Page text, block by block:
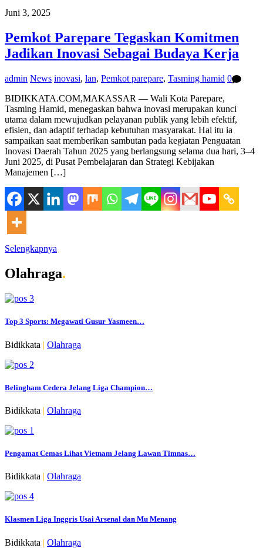
Juni 3, 2025
Pemkot Parepare Tegaskan Komitmen
Jadikan Inovasi Sebagai Budaya Kerja
admin News inovasi, lan, Pemkot parepare, Tasming hamid 0
BIDIKKATA.COM,MAKASSAR — Wali Kota Parepare,
Tasming Hamid, menegaskan bahwa inovasi merupakan kunci
utama dalam mewujudkan pelayanan publik yang lebih efektif,
efisien, dan adaptif terhadap kebutuhan masyarakat. Hal itu ia
sampaikan saat memberikan sambutan pada kegiatan Penguatan
Inovasi Daerah Tahun 2025 yang berlangsung selama dua hari, 3–4
Juni 2025, di Pusat Pembelajaran dan Strategi Kebijakan
Manajemen […]
Selengkapnya
Olahraga.
Top 3 Sports: Megawati Gusur Yasmeen…
Bidikkata | Olahraga
Belingham Cedera Jelang Liga Champion…
Bidikkata | Olahraga
Pengamat Cemas Lihat Vietnam Jelang Lawan Timnas…
Bidikkata | Olahraga
Klasmen Liga Inggris Usai Arsenal dan Mu Menang
Bidikkata | Olahraga